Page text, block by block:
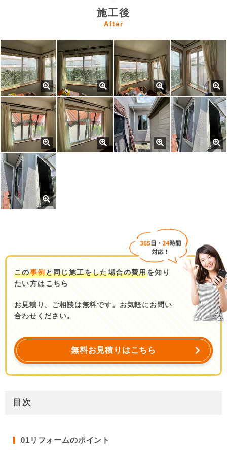
施工後
After
この事例と同じ施工をした場合の費用を知り
たい方はこちら
お見積り、ご相談は無料です。お気軽にお問い
合わせください。
無料お見積りはこちら
目次
01 リフォームのポイント